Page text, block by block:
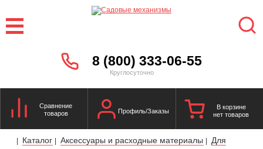
8 (800) 333-06-55
Круглосуточно
Сравнение
товаров
Профиль/Заказы
В корзине
нет товаров
| Каталог | Аксессуары и расходные материалы |
Для